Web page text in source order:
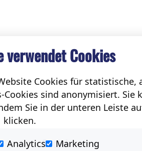
Social
verwendet Cookies
Cookies für statistische,
sind anonymisiert. Sie
Sie in der unteren Leiste
klicken.
Analytics Marketing